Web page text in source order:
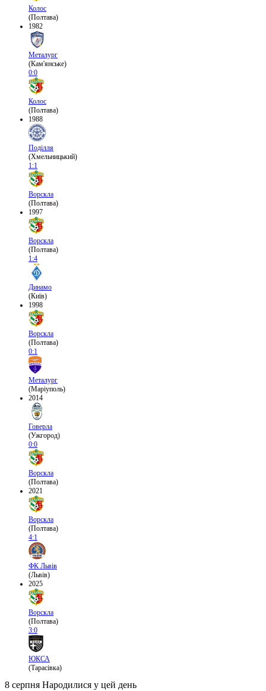
Колос
(Полтава)
1982
Металург
(Кам'янське)
0:0
Колос
(Полтава)
1988
Поділля
(Хмельницький)
1:1
Ворскла
(Полтава)
1997
Ворскла
(Полтава)
1:4
Динамо
(Київ)
1998
Ворскла
(Полтава)
0:1
Металург
(Маріуполь)
2014
Говерла
(Ужгород)
0:0
Ворскла
(Полтава)
2021
Ворскла
(Полтава)
4:1
ФК Львів
(Львів)
2025
Ворскла
(Полтава)
3:0
ЮКСА
(Тарасівка)
8 серпня Народилися у цей день